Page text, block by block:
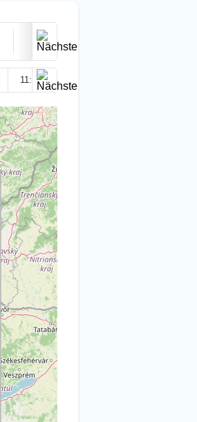
Heute 09.08
11:50 12:00